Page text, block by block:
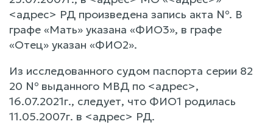
<адрес> РД произведена запись акта №. В
графе «Мать» указана «ФИО3», в графе
«Отец» указан «ФИО2».
Из исследованного судом паспорта серии 82
20 № выданного МВД по <адрес>,
16.07.2021г., следует, что ФИО1 родилась
11.05.2007г. в <адрес> РД.